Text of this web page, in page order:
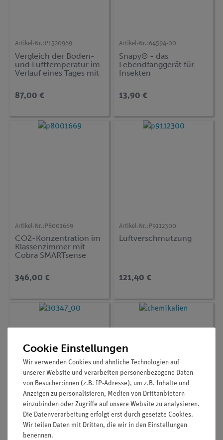
Artikel-Nr.: P1520969
Vergleich der Boden-
und Lufttemperatur im
Verlauf eines Tages mit
87,00 €
Artikel-Nr.:64594-00
Snapy® - das
Lebendfanggerät für
Insekten
13,90 €
Artikel-Nr.: P8001669
CO2-Konzentration im
Klassenzimmer mit
Cobra SMARTsense
346,00 €
Artikel-Nr.: P9112300
Luftverschmutzung
121,40 €
Bodenanalytik,
Exkursionskoffer
Phosphat ECO-Test
0,2-5 mg/l, für 100
Cookie Einstellungen
Wir verwenden Cookies und ähnliche Technologien auf
unserer Website und verarbeiten personenbezogene Daten
von Besucher:innen (z.B. IP-Adresse), um z.B. Inhalte und
Anzeigen zu personalisieren, Medien von Drittanbietern
einzubinden oder Zugriffe auf unsere Website zu analysieren.
Die Datenverarbeitung erfolgt erst durch gesetzte Cookies.
Wir teilen Daten mit Dritten, die wir in den Einstellungen
benennen.